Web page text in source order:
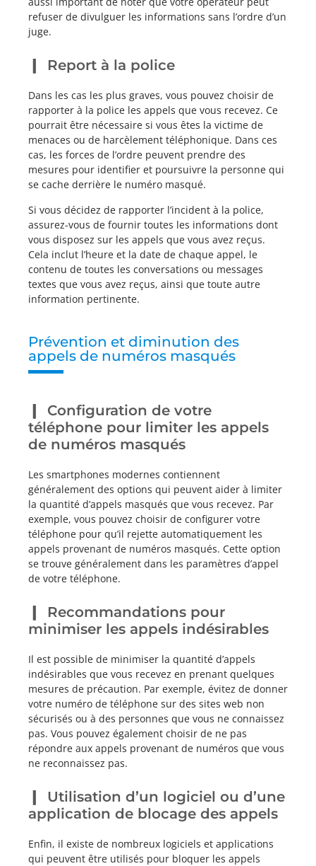
refuser de divulguer les informations sans l’ordre d’un
juge.
Report à la police
Dans les cas les plus graves, vous pouvez choisir de
rapporter à la police les appels que vous recevez. Ce
pourrait être nécessaire si vous êtes la victime de
menaces ou de harcèlement téléphonique. Dans ces
cas, les forces de l’ordre peuvent prendre des
mesures pour identifier et poursuivre la personne qui
se cache derrière le numéro masqué.
Si vous décidez de rapporter l’incident à la police,
assurez-vous de fournir toutes les informations dont
vous disposez sur les appels que vous avez reçus.
Cela inclut l’heure et la date de chaque appel, le
contenu de toutes les conversations ou messages
textes que vous avez reçus, ainsi que toute autre
information pertinente.
Prévention et diminution des
appels de numéros masqués
Configuration de votre
téléphone pour limiter les appels
de numéros masqués
Les smartphones modernes contiennent
généralement des options qui peuvent aider à limiter
la quantité d’appels masqués que vous recevez. Par
exemple, vous pouvez choisir de configurer votre
téléphone pour qu’il rejette automatiquement les
appels provenant de numéros masqués. Cette option
se trouve généralement dans les paramètres d’appel
de votre téléphone.
Recommandations pour
minimiser les appels indésirables
Il est possible de minimiser la quantité d’appels
indésirables que vous recevez en prenant quelques
mesures de précaution. Par exemple, évitez de donner
votre numéro de téléphone sur des sites web non
sécurisés ou à des personnes que vous ne connaissez
pas. Vous pouvez également choisir de ne pas
répondre aux appels provenant de numéros que vous
ne reconnaissez pas.
Utilisation d’un logiciel ou d’une
application de blocage des appels
Enfin, il existe de nombreux logiciels et applications
qui peuvent être utilisés pour bloquer les appels